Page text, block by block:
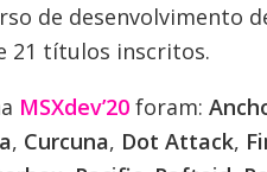
de desenvolvimento
21 títulos inscritos.
MSXdev’20 foram:
, Curcuna, Dot Attack,